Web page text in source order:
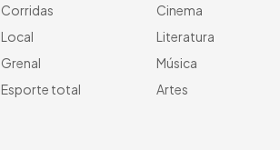
Corridas
Local
Grenal
Esporte total
Cinema
Literatura
Música
Artes